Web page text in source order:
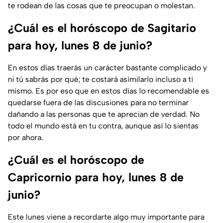
te rodean de las cosas que te preocupan o molestan.
¿Cuál es el horóscopo de Sagitario
para hoy, lunes 8 de junio?
En estos días traerás un carácter bastante complicado y
ni tú sabrás por qué; te costará asimilarlo incluso a ti
mismo. Es por eso que en estos días lo recomendable es
quedarse fuera de las discusiones para no terminar
dañando a las personas que te aprecian de verdad. No
todo el mundo está en tu contra, aunque así lo sientas
por ahora.
¿Cuál es el horóscopo de
Capricornio para hoy, lunes 8 de
junio?
Este lunes viene a recordarte algo muy importante para